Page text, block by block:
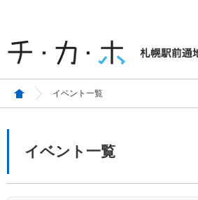
イベント一覧
イベント一覧